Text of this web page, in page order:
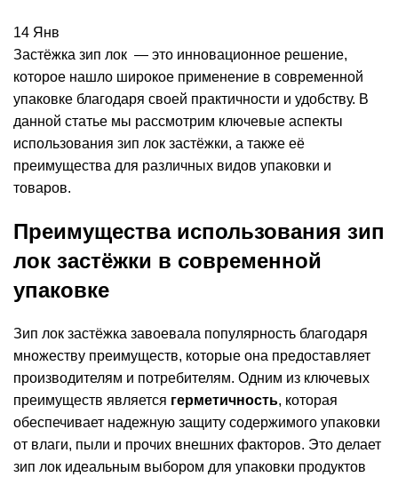
14 Янв
Застёжка зип лок — это инновационное решение,
которое нашло широкое применение в современной
упаковке благодаря своей практичности и удобству. В
данной статье мы рассмотрим ключевые аспекты
использования зип лок застёжки, а также её
преимущества для различных видов упаковки и
товаров.
Преимущества использования зип
лок застёжки в современной
упаковке
Зип лок застёжка завоевала популярность благодаря
множеству преимуществ, которые она предоставляет
производителям и потребителям. Одним из ключевых
преимуществ является герметичность, которая
обеспечивает надежную защиту содержимого упаковки
от влаги, пыли и прочих внешних факторов. Это делает
зип лок идеальным выбором для упаковки продуктов